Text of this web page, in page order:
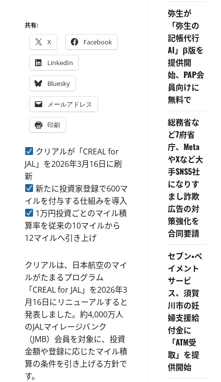
共有:
X Facebook
LinkedIn
Bluesky
メールアドレス
印刷
クリアルが「CREAL for
JAL」を2026年3月16日に刷
新
新たに投資家登録で600マ
イルを付与する仕組みを導入
1万円投資ごとのマイル積
算率を従来の10マイルから
12マイルへ引き上げ
クリアルは、日本航空のマイ
ルがたまるプログラム
「CREAL for JAL」を2026年3
月16日にリニューアルすると
発表しました。約4,000万人
のJALマイレージバンク
（JMB）会員を対象に、投資
金額や登録に応じたマイル積
算の条件を引き上げる方針で
す。
弥生が
「弥生の
記帳代行
AI」β版を
提供開
始、PAP会
員向けに
無料で
総務省な
ど7府省
庁、Meta
やXなど大
手SNS5社
になりす
まし詐欺
広告の対
策強化を
合同要請
セブン・ペ
イメント
サービ
ス、須賀
川市の妊
婦支援給
付金に
「ATM受
取」を提
供開始